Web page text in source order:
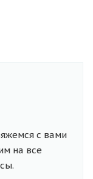
с вами
на все